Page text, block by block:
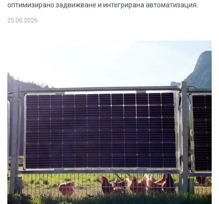
оптимизирано задвижване и интегрирана автоматизация.
25.06.2026